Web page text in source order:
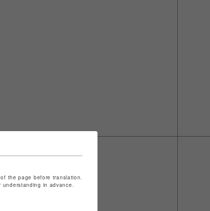
the page before translation.
in advance.